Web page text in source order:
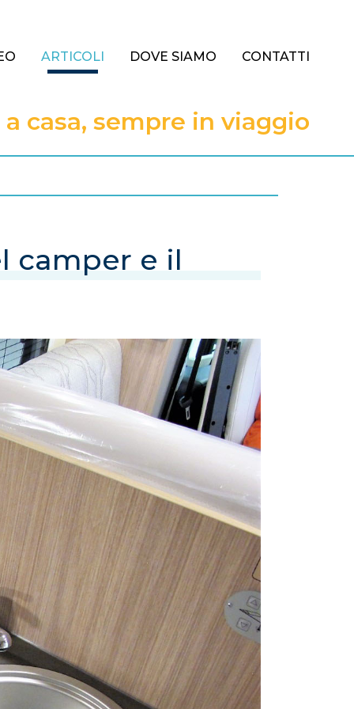
ARTICOLI DOVE SIAMO CONTATTI
casa, sempre in viaggio
camper e il